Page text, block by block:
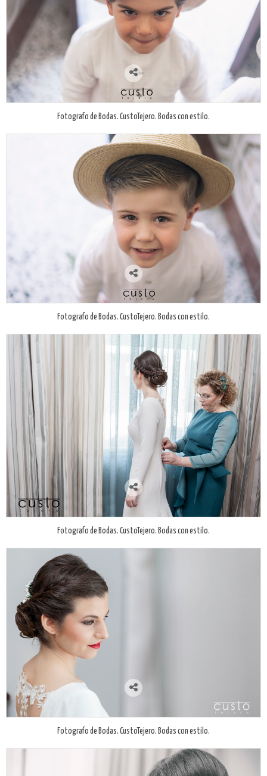
Fotografo de Bodas. CustoTejero. Bodas con estilo.
Fotografo de Bodas. CustoTejero. Bodas con estilo.
Fotografo de Bodas. CustoTejero. Bodas con estilo.
Fotografo de Bodas. CustoTejero. Bodas con estilo.